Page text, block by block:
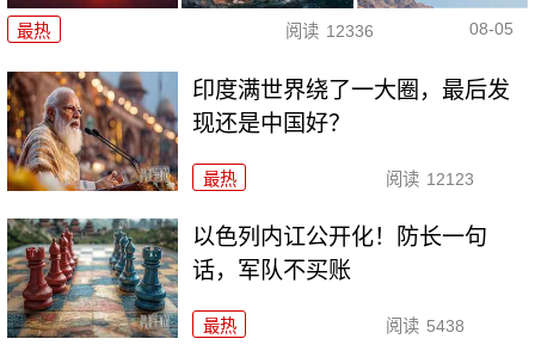
最热 阅读 12336 08-05
印度满世界绕了一大圈，最后发
现还是中国好？
最热 阅读 12123
以色列内讧公开化！防长一句
话，军队不买账
最热 阅读 5438